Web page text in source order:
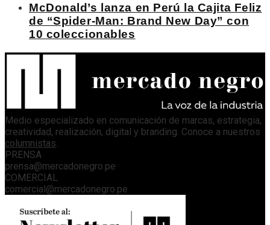
McDonald’s lanza en Perú la Cajita Feliz
de “Spider-Man: Brand New Day” con
10 coleccionables
Medio especializado en comunicación de marcas, estrategia,
creatividad, realización, digital y branding. Conoce a nuestros
columnistas
PRENSA
prensa@mercadonegro.pe
COMERCIAL
comercial@mercadonegro.pe